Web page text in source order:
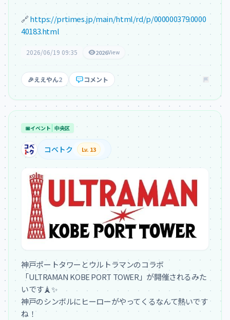
🔗 https://prtimes.jp/main/html/rd/p/000000379.0000
40183.html
2026/06/19 09:35 2026View
🎉ええやん2 コメント
📅イベント 中央区
コベトク Lv. 13
神戸ポートタワーとウルトラマンのコラボ
「ULTRAMAN KOBE PORT TOWER」が開催されるみた
いです🗼✨
神戸のシンボルにヒーローがやってくるなんて熱いです
ね！